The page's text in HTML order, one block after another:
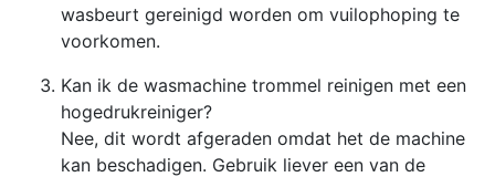
wasbeurt gereinigd worden om vuilophoping te
voorkomen.
Kan ik de wasmachine trommel reinigen met een
hogedrukreiniger?
Nee, dit wordt afgeraden omdat het de machine
kan beschadigen. Gebruik liever een van de